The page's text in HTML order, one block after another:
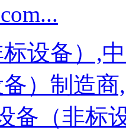
设备）,
）制造
备（非标